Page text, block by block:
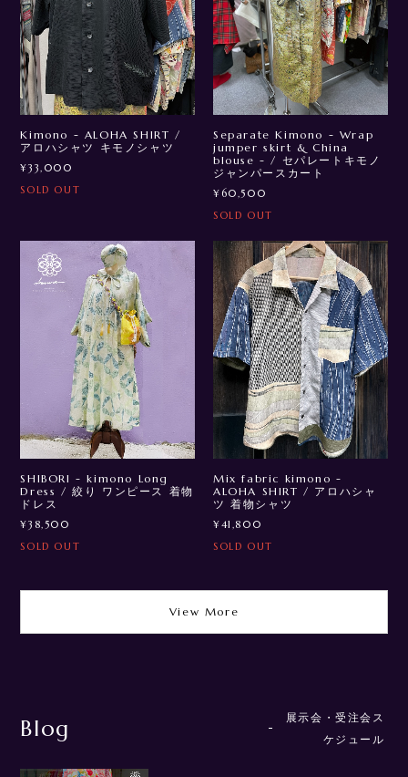
Kimono - ALOHA SHIRT /
アロハシャツ キモノシャツ
¥33,000
SOLD OUT
Separate Kimono - Wrap
jumper skirt & China
blouse - / セパレートキモノ
ジャンパースカート
¥60,500
SOLD OUT
SHIBORI - kimono Long
Dress / 絞り ワンピース 着物
ドレス
¥38,500
SOLD OUT
Mix fabric kimono -
ALOHA SHIRT / アロハシャ
ツ 着物シャツ
¥41,800
SOLD OUT
View More
Blog
展示会・受注会ス
ケジュール